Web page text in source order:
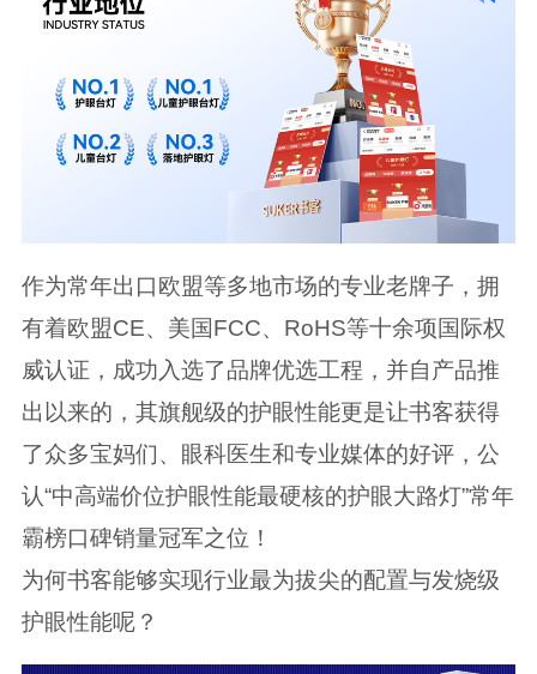
作为常年出口欧盟等多地市场的专业老牌子，拥
有着欧盟CE、美国FCC、RoHS等十余项国际权
威认证，成功入选了品牌优选工程，并自产品推
出以来的，其旗舰级的护眼性能更是让书客获得
了众多宝妈们、眼科医生和专业媒体的好评，公
认“中高端价位护眼性能最硬核的护眼大路灯”常年
霸榜口碑销量冠军之位！
为何书客能够实现行业最为拔尖的配置与发烧级
护眼性能呢？